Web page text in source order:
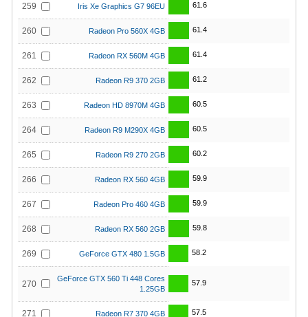
259 Iris Xe Graphics G7 96EU 61.6
260 Radeon Pro 560X 4GB 61.4
261 Radeon RX 560M 4GB 61.4
262 Radeon R9 370 2GB 61.2
263 Radeon HD 8970M 4GB 60.5
264 Radeon R9 M290X 4GB 60.5
265 Radeon R9 270 2GB 60.2
266 Radeon RX 560 4GB 59.9
267 Radeon Pro 460 4GB 59.9
268 Radeon RX 560 2GB 59.8
269 GeForce GTX 480 1.5GB 58.2
270
GeForce GTX 560 Ti 448 Cores
1.25GB
57.9
271 Radeon R7 370 4GB 57.5